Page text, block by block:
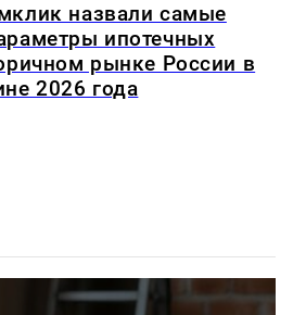
назвали самые
ипотечных
рынке России в
2026 года